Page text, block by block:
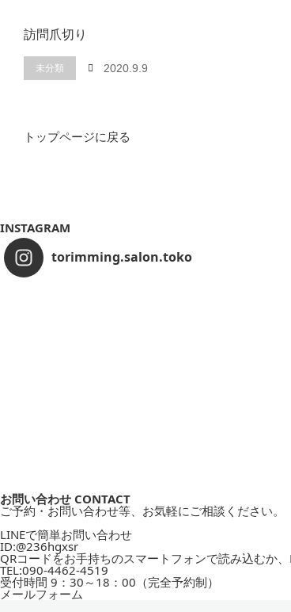
訪問爪切り
未分類 2020.9.9
トップページに戻る
INSTAGRAM
torimming.salon.toko
お問い合わせ CONTACT
ご予約・お問い合わせ等、お気軽にご相談ください。
LINEで簡単お問い合わせ
ID:@236hgxsr
QRコードをお手持ちのスマートフォンで読み込むか
TEL:090-4462-4519
受付時間 9：30～18：00（完全予約制）
メールフォーム